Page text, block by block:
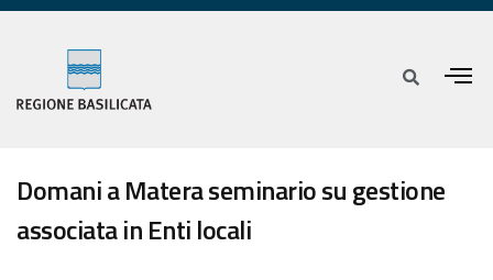
Domani a Matera seminario su gestione
associata in Enti locali